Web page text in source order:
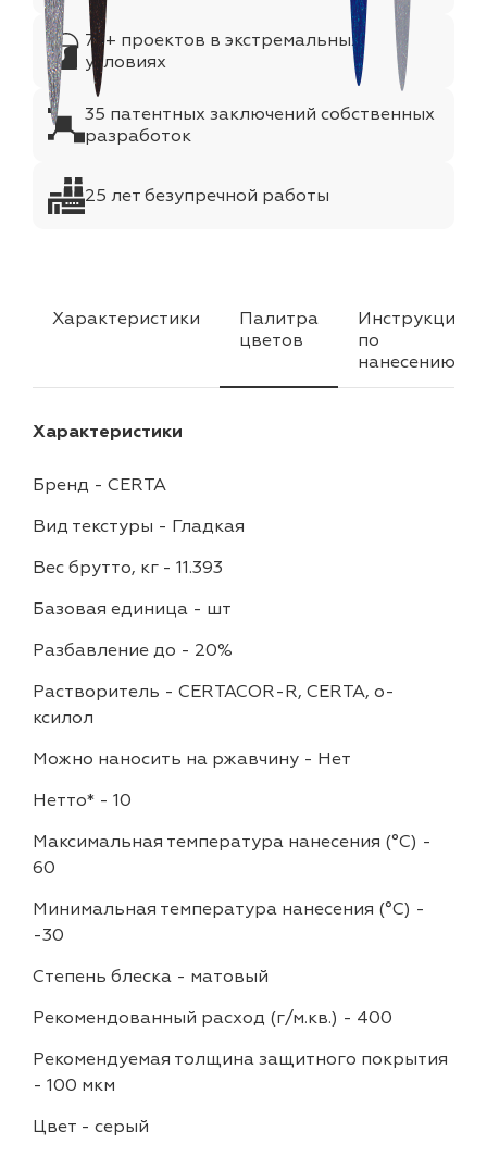
75+ проектов в экстремальных
условиях
35 патентных заключений собственных
разработок
25 лет безупречной работы
Характеристики
Палитра
цветов
Инструкция
по
нанесению
Характеристики
Бренд - CERTA
Вид текстуры - Гладкая
Вес брутто, кг - 11.393
Базовая единица - шт
Разбавление до - 20%
Растворитель - CERTACOR-R, CERTA, о-
ксилол
Можно наносить на ржавчину - Нет
Нетто* - 10
Максимальная температура нанесения (°С) -
60
Минимальная температура нанесения (°С) -
-30
Степень блеска - матовый
Рекомендованный расход (г/м.кв.) - 400
Рекомендуемая толщина защитного покрытия
- 100 мкм
Цвет - серый